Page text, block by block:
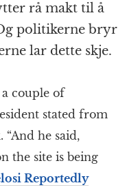
rå makt til å
politikerne bryr
lar dette skje.
couple of
stated from
“And he said,
the site is being
Reportedly